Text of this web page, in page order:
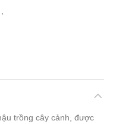
trồng cây cảnh, được